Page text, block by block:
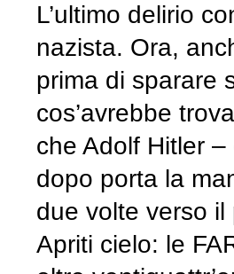
L’ultimo delirio
nazista. Ora,
prima di sparare
cos’avrebbe
che Adolf Hitler
dopo porta la
due volte verso il
Apriti cielo: le